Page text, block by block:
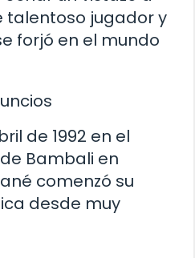
talentoso jugador y
forjó en el mundo
de 1992 en el
Bambali en
comenzó su
desde muy